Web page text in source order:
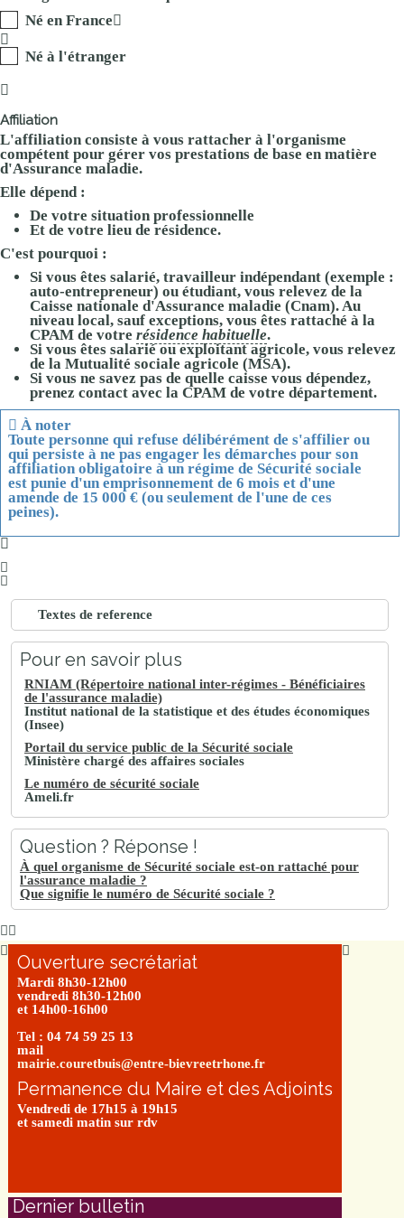
Né en France
Né à l'étranger
Affiliation
L'affiliation consiste à vous rattacher à l'organisme
compétent pour gérer vos prestations de base en matière
d'Assurance maladie.
Elle dépend :
De votre situation professionnelle
Et de votre lieu de résidence.
C'est pourquoi :
Si vous êtes salarié, travailleur indépendant (exemple :
auto-entrepreneur) ou étudiant, vous relevez de la
Caisse nationale d'Assurance maladie (Cnam). Au
niveau local, sauf exceptions, vous êtes rattaché à la
CPAM de votre résidence habituelle.
Si vous êtes salarié ou exploitant agricole, vous relevez
de la Mutualité sociale agricole (MSA).
Si vous ne savez pas de quelle caisse vous dépendez,
prenez contact avec la CPAM de votre département.
À noter
Toute personnequi refuse délibérément de s'affilier ou
quipersiste à ne pas engager les démarches pour son
affiliation obligatoire à un régime de Sécurité sociale
est punie d'un emprisonnement de 6 mois et d'une
amende de 15 000 € (ou seulement de l'une de ces
peines).
Textes de reference
Pour en savoir plus
RNIAM (Répertoire national inter-régimes - Bénéficiaires
de l'assurance maladie)
Institut national de la statistique et des études économiques
(Insee)
Portail du service public de la Sécurité sociale
Ministère chargé des affaires sociales
Le numéro de sécurité sociale
Ameli.fr
Question ? Réponse !
À quel organisme de Sécurité sociale est-on rattaché pour
l'assurance maladie ?
Que signifie le numéro de Sécurité sociale ?
Ouverture secrétariat
Mardi 8h30-12h00
vendredi 8h30-12h00
et 14h00-16h00
Tel : 04 74 59 25 13
mail
mairie.couretbuis@entre-bievreetrhone.fr
Permanence du Maire et des Adjoints
Vendredi de 17h15 à 19h15
et samedi matin sur rdv
Dernier bulletin